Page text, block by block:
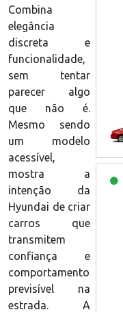
Combina
elegância
discreta e
funcionalidade,
sem tentar
parecer algo
que não é.
Mesmo sendo
um modelo
acessível,
mostra a
intenção da
Hyundai de criar
carros que
transmitem
confiança e
comportamento
previsível na
estrada. A